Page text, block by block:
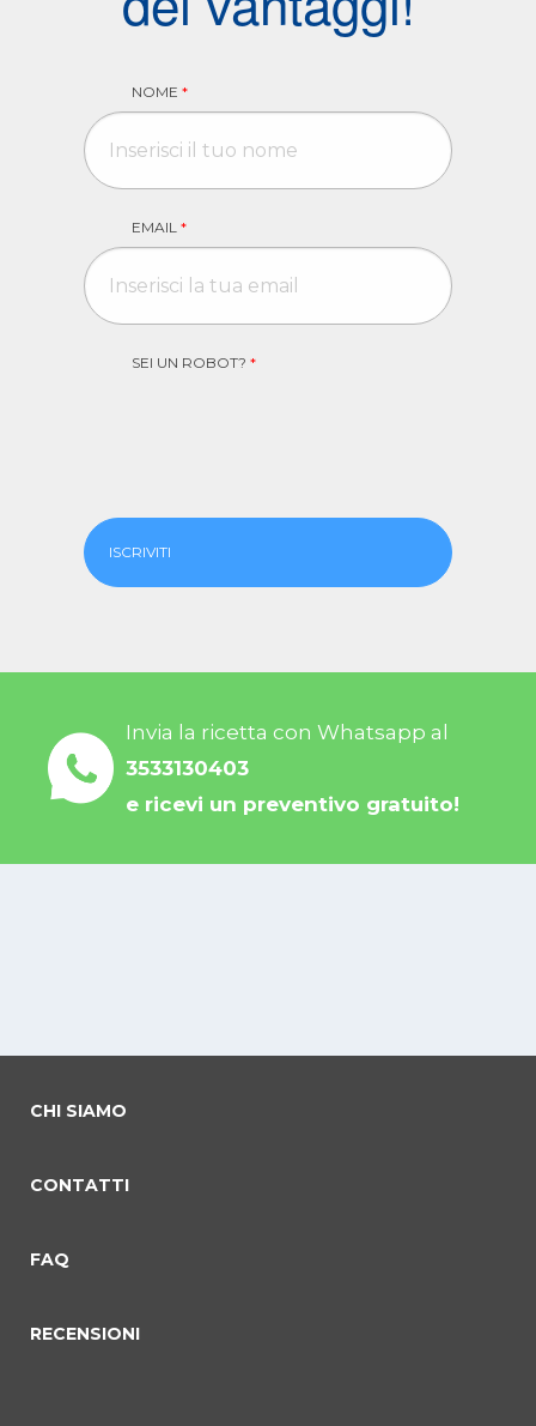
NOME *
EMAIL *
SEI UN ROBOT? *
ISCRIVITI
Invia la ricetta con Whatsapp al
3533130403
e ricevi un preventivo gratuito!
CHI SIAMO
CONTATTI
FAQ
RECENSIONI